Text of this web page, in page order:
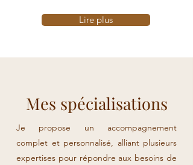
Lire plus
Mes spécialisations
Je propose un accompagnement
complet et personnalisé, alliant plusieurs
expertises pour répondre aux besoins de